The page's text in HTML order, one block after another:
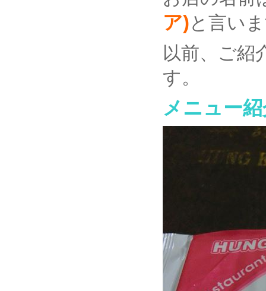
ア)と言い
以前、ご紹
す。
メニュー